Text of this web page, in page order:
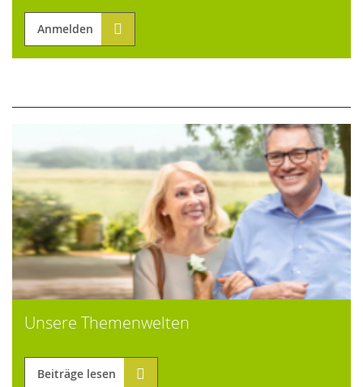
Anmelden
Unsere Themenwelten
Beiträge lesen